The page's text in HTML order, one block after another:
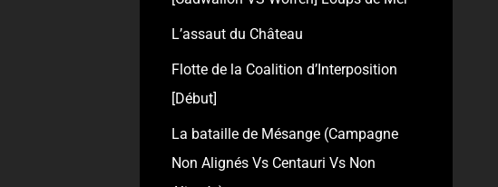
L’assaut du Château
Flotte de la Coalition d’Interposition
[Début]
La bataille de Mésange (Campagne
Non Alignés Vs Centauri Vs Non